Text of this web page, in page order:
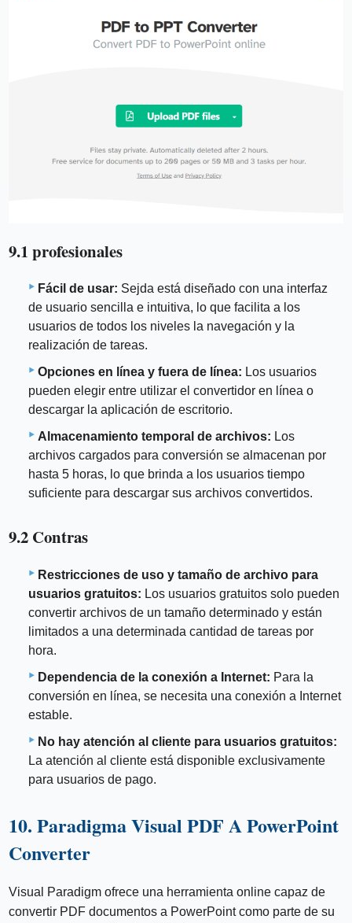
9.1 profesionales
Fácil de usar: Sejda está diseñado con una interfaz
de usuario sencilla e intuitiva, lo que facilita a los
usuarios de todos los niveles la navegación y la
realización de tareas.
Opciones en línea y fuera de línea: Los usuarios
pueden elegir entre utilizar el convertidor en línea o
descargar la aplicación de escritorio.
Almacenamiento temporal de archivos: Los
archivos cargados para conversión se almacenan por
hasta 5 horas, lo que brinda a los usuarios tiempo
suficiente para descargar sus archivos convertidos.
9.2 Contras
Restricciones de uso y tamaño de archivo para
usuarios gratuitos: Los usuarios gratuitos solo pueden
convertir archivos de un tamaño determinado y están
limitados a una determinada cantidad de tareas por
hora.
Dependencia de la conexión a Internet: Para la
conversión en línea, se necesita una conexión a Internet
estable.
No hay atención al cliente para usuarios gratuitos:
La atención al cliente está disponible exclusivamente
para usuarios de pago.
10. Paradigma Visual PDF A PowerPoint
Converter
Visual Paradigm ofrece una herramienta online capaz de
convertir PDF documentos a PowerPoint como parte de su